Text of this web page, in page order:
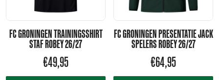
FC GRONINGEN TRAININGSSHIRT
STAF ROBEY 26/27
€49,95
FC GRONINGEN PRESENTATIE JACK
SPELERS ROBEY 26/27
€64,95